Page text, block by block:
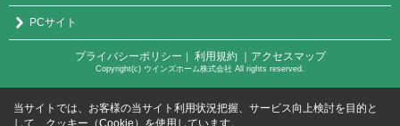
PCサイト
プライバシーポリシー ｜ 利用規約 ｜アクセスマップ
Copyright(c) ウインズホーム株式会社 All rights reserved.
当サイトでは、お客様の当サイト利用状況把握、サービス向上検討を目的と
して、クッキー（Cookie）を使用しています。